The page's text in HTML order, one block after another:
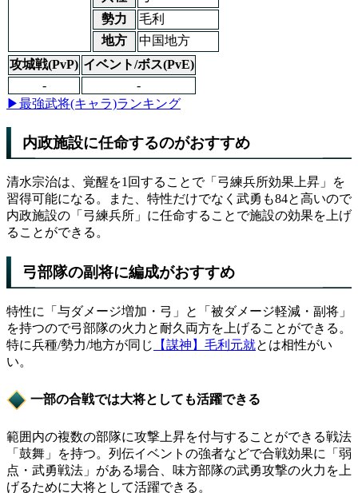
勢力
毛利
地方
中国地方
攻城戦(PvP) イベント/ボス(PvE)
-
-
▶最強武将(キャラ)ランキング
内政施設に任命するのがおすすめ
清水宗治は、覚醒を1回することで「弓練兵所効果上昇」を
習得可能になる。また、特性だけでなく武勇も84と高いので
内政施設の「弓練兵所」に任命することで施設の効果を上げ
ることができる。
弓部隊の副将に編成がおすすめ
特性に「与ダメージ増加・弓」と「被ダメージ軽減・副将」
を持つので弓部隊の火力と耐久両方を上げることができる。
特に兵種/勢力/地方が同じ
【謀神】毛利元就とは相性がい
い。
一部の合戦では大将としても活躍できる
範囲内の複数の部隊に攻撃上昇を付与することができる戦法
「鼓舞」を持つ。列伝イベントの強者などで合戦効果に「弱
点・武勇戦法」がある場合、味方部隊の武勇攻撃の火力を上
げるために大将として活躍できる。